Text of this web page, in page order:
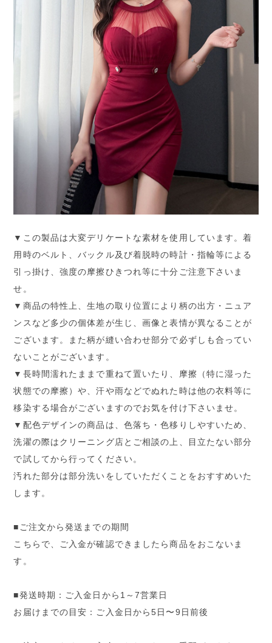
▼この製品は大変デリケートな素材を使用しています。着
用時のベルト、バックル及び着脱時の時計・指輪等による
引っ掛け、強度の摩擦ひきつれ等に十分ご注意下さいま
せ。
▼商品の特性上、生地の取り位置により柄の出方・ニュア
ンスなど多少の個体差が生じ、画像と表情が異なることが
ございます。また柄が縫い合わせ部分で必ずしも合ってい
ないことがございます。
▼長時間濡れたままで重ねて置いたり、摩擦（特に湿った
状態での摩擦）や、汗や雨などでぬれた時は他の衣料等に
移染する場合がございますのでお気を付け下さいませ。
▼配色デザインの商品は、色落ち・色移りしやすいため、
洗濯の際はクリーニング店とご相談の上、目立たない部分
で試してから行ってください。
汚れた部分は部分洗いをしていただくことをおすすめいた
します。
■ご注文から発送までの期間
こちらで、ご入金が確認できましたら商品をおこないま
す。
■発送時期：ご入金日から1～7営業日
お届けまでの目安：ご入金日から5日〜9日前後